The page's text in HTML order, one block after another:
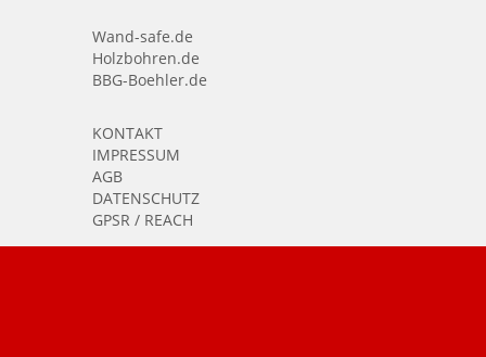
Wand-safe.de
Holzbohren.de
BBG-Boehler.de
KONTAKT
IMPRESSUM
AGB
DATENSCHUTZ
GPSR / REACH